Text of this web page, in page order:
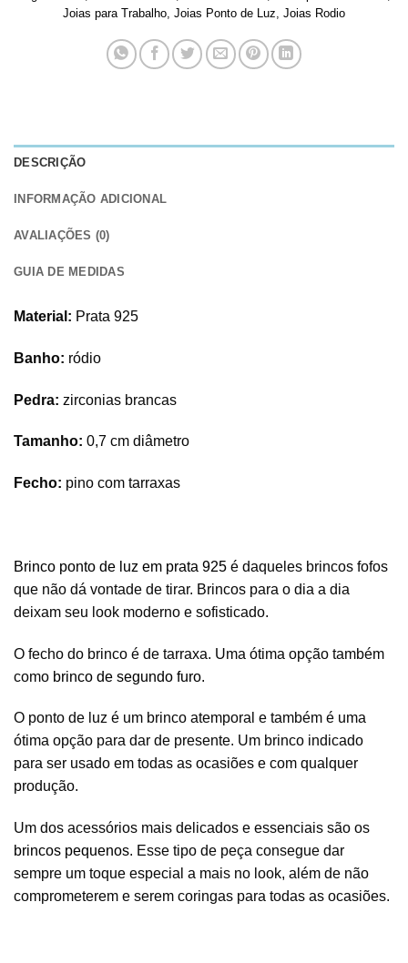
Joias para Trabalho, Joias Ponto de Luz, Joias Rodio
DESCRIÇÃO
INFORMAÇÃO ADICIONAL
AVALIAÇÕES (0)
GUIA DE MEDIDAS
Material: Prata 925
Banho: ródio
Pedra: zirconias brancas
Tamanho: 0,7 cm diâmetro
Fecho: pino com tarraxas
Brinco ponto de luz em prata 925 é daqueles brincos fofos
que não dá vontade de tirar. Brincos para o dia a dia
deixam seu look moderno e sofisticado.
O fecho do brinco é de tarraxa. Uma ótima opção também
como brinco de segundo furo.
O ponto de luz é um brinco atemporal e também é uma
ótima opção para dar de presente. Um brinco indicado
para ser usado em todas as ocasiões e com qualquer
produção.
Um dos acessórios mais delicados e essenciais são os
brincos pequenos. Esse tipo de peça consegue dar
sempre um toque especial a mais no look, além de não
comprometerem e serem coringas para todas as ocasiões.